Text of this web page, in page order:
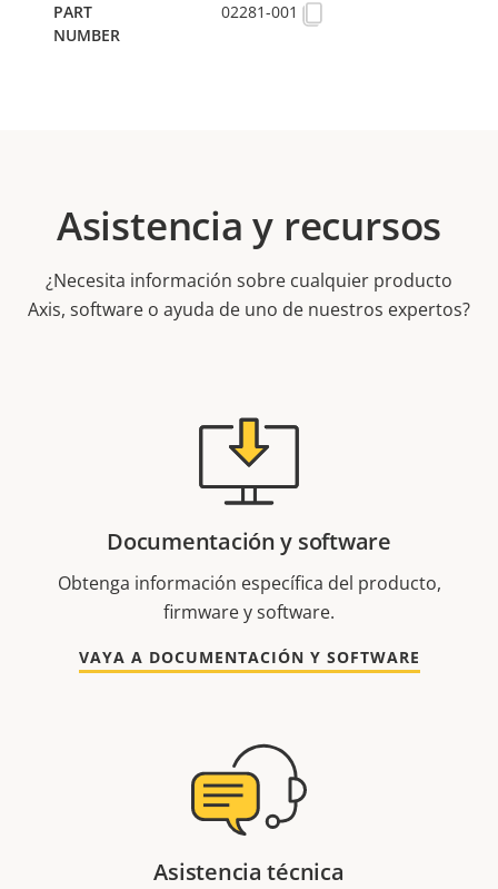
02281-001
Asistencia y recursos
¿Necesita información sobre cualquier producto
Axis, software o ayuda de uno de nuestros expertos?
Documentación y software
Obtenga información específica del producto,
firmware y software.
VAYA A DOCUMENTACIÓN Y SOFTWARE
Asistencia técnica